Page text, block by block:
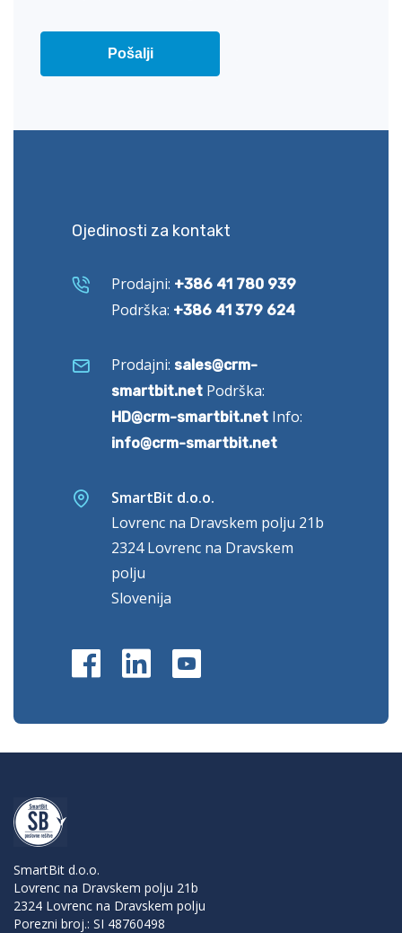
Ojedinosti za kontakt
Prodajni: +386 41 780 939
Podrška: +386 41 379 624
Prodajni: sales@crm-
smartbit.net Podrška:
HD@crm-smartbit.net Info:
info@crm-smartbit.net
SmartBit d.o.o.
Lovrenc na Dravskem polju 21b
2324 Lovrenc na Dravskem
polju
Slovenija
SmartBit d.o.o.
Lovrenc na Dravskem polju 21b
2324 Lovrenc na Dravskem polju
Porezni broj.: SI 48760498